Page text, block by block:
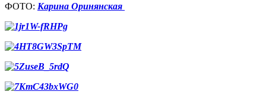
ФОТО: Карина Оринянская